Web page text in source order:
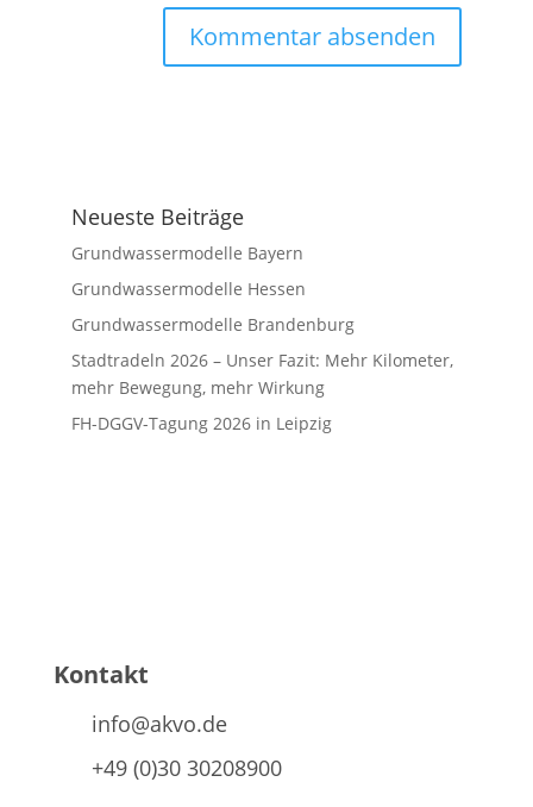
Neueste Beiträge
Grundwassermodelle Bayern
Grundwassermodelle Hessen
Grundwassermodelle Brandenburg
Stadtradeln 2026 – Unser Fazit: Mehr Kilometer,
mehr Bewegung, mehr Wirkung
FH-DGGV-Tagung 2026 in Leipzig
Kontakt
info@akvo.de
+49 (0)30 30208900